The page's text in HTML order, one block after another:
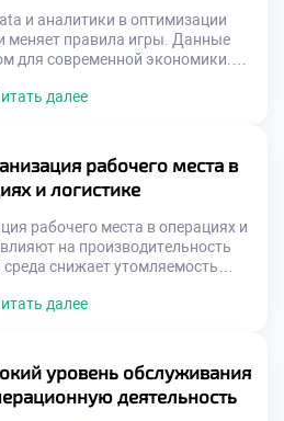
и аналитики в оптимизации
меняет правила игры. Данные
для современной экономики.
на основе фактов, а не
с информацией. Аналитическая
базовой компетенцией
Будущее отрасли […]
далее
рабочего места в
и логистике
рабочего места в операциях и
на производительность
снижает утомляемость
выполнения ежедневных
приоритетом современного
операции требуют высокой
Физическая нагрузка […]
далее
уровень обслуживания
деятельность